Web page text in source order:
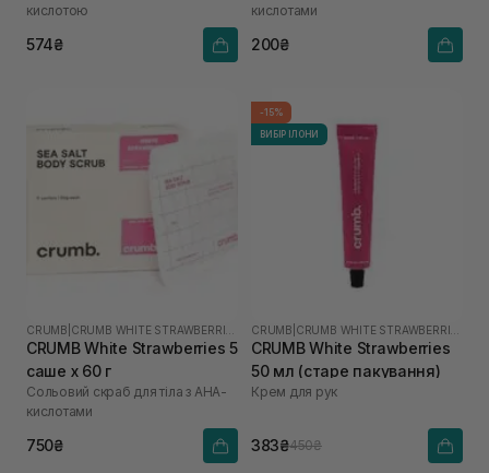
кислотою
574₴
кислотами
200₴
CRUMB
CRUMB White Strawberries 5
саше х 60 г
Сольовий скраб для тіла з AHA-
кислотами
750₴
-15%
ВИБІР ІЛОНИ
CRUMB
CRUMB White Strawberries
50 мл (старе пакування)
Крем для рук
383₴450₴